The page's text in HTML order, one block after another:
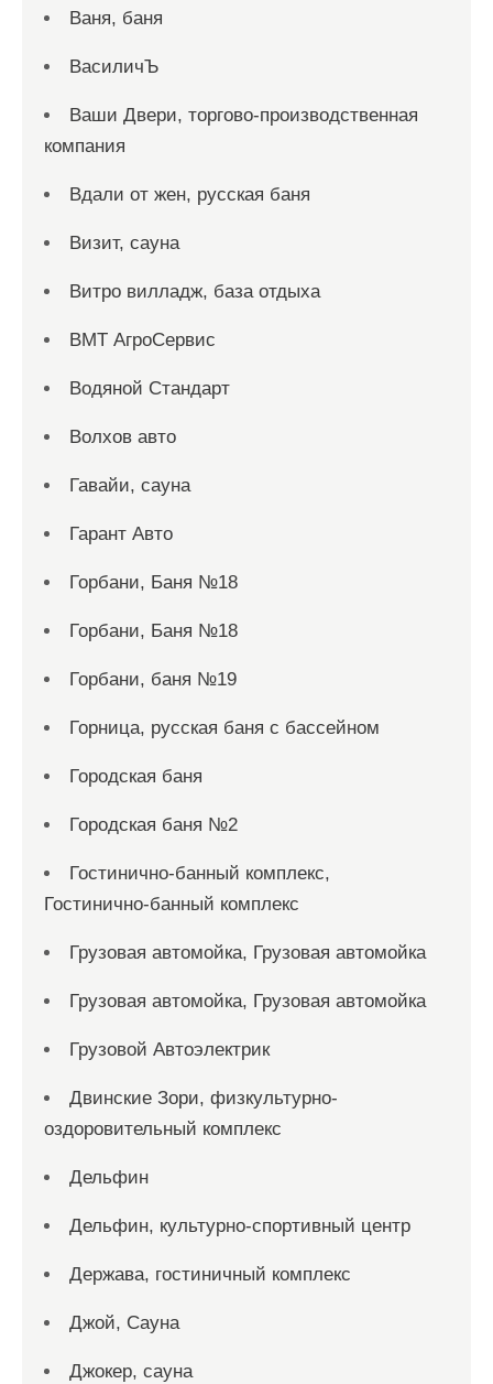
Ваня, баня
ВасиличЪ
Ваши Двери, торгово-производственная
компания
Вдали от жен, русская баня
Визит, сауна
Витро вилладж, база отдыха
ВМТ АгроСервис
Водяной Стандарт
Волхов авто
Гавайи, сауна
Гарант Авто
Горбани, Баня №18
Горбани, Баня №18
Горбани, баня №19
Горница, русская баня с бассейном
Городская баня
Городская баня №2
Гостинично-банный комплекс,
Гостинично-банный комплекс
Грузовая автомойка, Грузовая автомойка
Грузовая автомойка, Грузовая автомойка
Грузовой Автоэлектрик
Двинские Зори, физкультурно-
оздоровительный комплекс
Дельфин
Дельфин, культурно-спортивный центр
Держава, гостиничный комплекс
Джой, Сауна
Джокер, сауна